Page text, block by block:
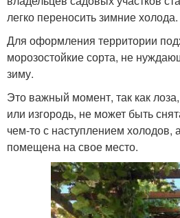
легко переносить зимние холода.
Для оформления территории
морозостойкие сорта, не
зиму.
Это важный момент, так как
или изгородь, не может быть
чем-то с наступлением холодов,
помещена на свое место.